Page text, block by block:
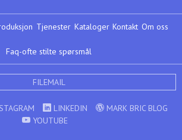
Tjenester Kataloger Kontakt Om oss
Faq-ofte stilte spørsmål
FILEMAIL
LINKEDIN
MARK BRIC BLOG
YOUTUBE